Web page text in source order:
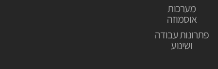
מערכות
אוסמוזה
פתרונות עבודה
ושינוע